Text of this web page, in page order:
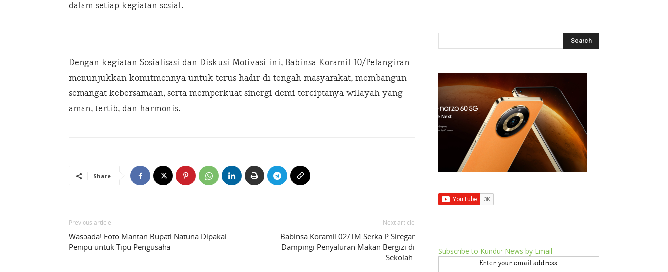
dalam setiap kegiatan sosial.
Dengan kegiatan Sosialisasi dan Diskusi Motivasi ini, Babinsa Koramil 10/Pelangiran
menunjukkan komitmennya untuk terus hadir di tengah masyarakat, membangun
semangat kebersamaan, serta memperkuat sinergi demi terciptanya wilayah yang
aman, tertib, dan harmonis.
Share
Previous article
Waspada! Foto Mantan Bupati Natuna Dipakai
Penipu untuk Tipu Pengusaha
Next article
Babinsa Koramil 02/TM Serka P Siregar
Dampingi Penyaluran Makan Bergizi di
Sekolah
Subscribe to Kundur News by Email
Enter your email address: